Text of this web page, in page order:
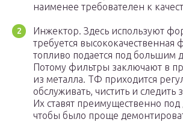
наименее требователен к
Инжектор. Здесь используют
требуется высококачественная
топливо подается под большим
Потому фильтры заключают в
из металла. ТФ приходится
обслуживать, чистить и следить
Их ставят преимущественно
чтобы было проще